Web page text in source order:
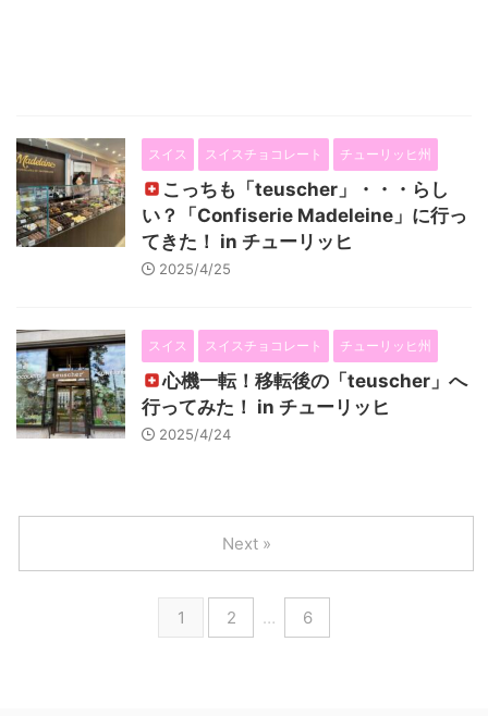
スイス スイスチョコレート チューリッヒ州
こっちも「teuscher」・・・らし
い？「Confiserie Madeleine」に行っ
てきた！ in チューリッヒ
2025/4/25
スイス スイスチョコレート チューリッヒ州
心機一転！移転後の「teuscher」へ
行ってみた！ in チューリッヒ
2025/4/24
1 2 … 6
Next »